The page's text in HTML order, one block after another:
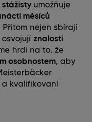
umožňuje
měsíců
Přitom nejen sbírají
znalosti
hrdí na to, že
osobnostem, aby
kvalifikovaní